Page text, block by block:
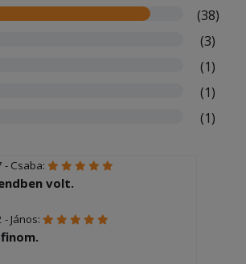
(38)
(3)
(1)
(1)
(1)
- Csaba:
volt.
János: